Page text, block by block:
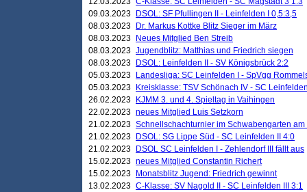
09.03.2023
DSOL: SF Pfullingen II - Leinfelden I 0,5:3,5
08.03.2023
Dr. Markus Kottke Blitz Sieger im März
08.03.2023
Neues Mitglied Ben Streib
08.03.2023 Jugendblitz: Matthias und Friedrich siegen
08.03.2023
DSOL: Leinfelden II - SV Königsbrück 2:2
05.03.2023
Landesliga: SC Leinfelden I - SpVgg
05.03.2023
Kreisklasse: TSV Schönach IV - SC
26.02.2023
KJMM 3. und 4. Spieltag in Vaihingen
22.02.2023 neues Mitglied Luis Setzkorn
21.02.2023 Schnellschachturnier im Schwabengarten
21.02.2023
DSOL: SG Lippe Süd - SC Leinfelden II 4:0
21.02.2023
DSOL SC Leinfelden I - Zehlendorf III fällt aus
15.02.2023 neues Mitglied Constantin Richert
15.02.2023
Monatsblitz Jugend: Friedrich gewinnt
13.02.2023 C-Klasse: SV Nagold II - SC Leinfelden III 3:1